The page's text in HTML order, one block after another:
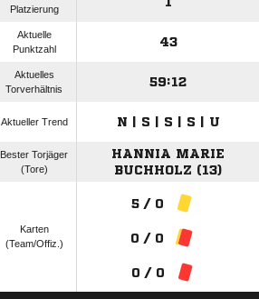
Platzierung
Aktuelle
Punktzahl
43
Aktuelles
Torverhältnis
59:12
Aktueller Trend N | S | S | S | U
Bester Torjäger
(Tore)
HANNIA MARIE
BUCHHOLZ (13)
Karten
(Team/Offiz.)
5 / 0
0 / 0
0 / 0